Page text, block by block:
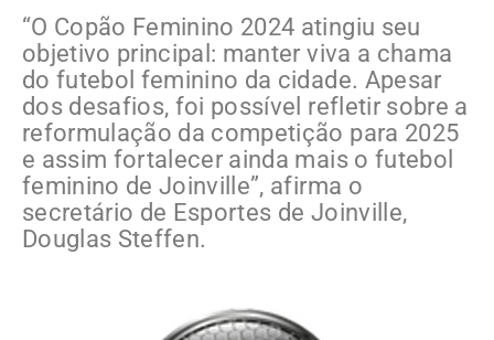
“O Copão Feminino 2024 atingiu seu
objetivo principal: manter viva a chama
do futebol feminino da cidade. Apesar
dos desafios, foi possível refletir sobre a
reformulação da competição para 2025
e assim fortalecer ainda mais o futebol
feminino de Joinville”, afirma o
secretário de Esportes de Joinville,
Douglas Steffen.